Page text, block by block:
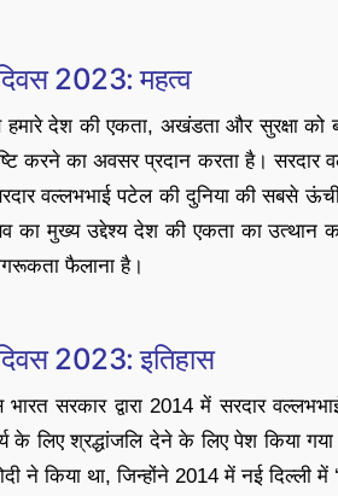
दिवस 2023: महत्व
हमारे देश की एकता, अखंडता और सुरक्षा को
करने का अवसर प्रदान करता है। सरदार
वल्लभभाई पटेल की दुनिया की सबसे
का मुख्य उद्देश्य देश की एकता का उत्थान
फैलाना है।
दिवस 2023: इतिहास
भारत सरकार द्वारा 2014 में सरदार
के लिए श्रद्धांजलि देने के लिए पेश किया
ने किया था, जिन्होंने 2014 में नई दिल्ली में